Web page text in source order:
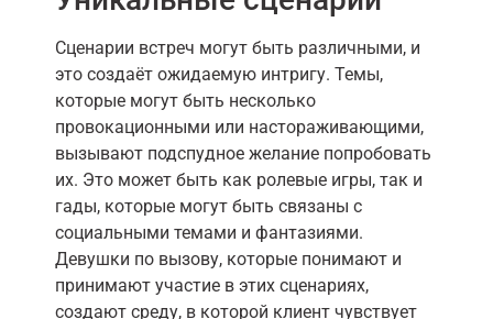
Сценарии встреч могут быть различными, и
это создаёт ожидаемую интригу. Темы,
которые могут быть несколько
провокационными или настораживающими,
вызывают подспудное желание попробовать
их. Это может быть как ролевые игры, так и
гады, которые могут быть связаны с
социальными темами и фантазиями.
Девушки по вызову, которые понимают и
принимают участие в этих сценариях,
создают среду, в которой клиент чувствует